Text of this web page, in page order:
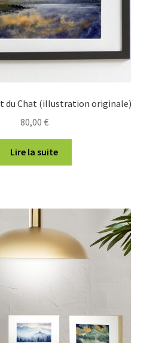
du Chat (illustration originale)
80,00 €
Lire la suite